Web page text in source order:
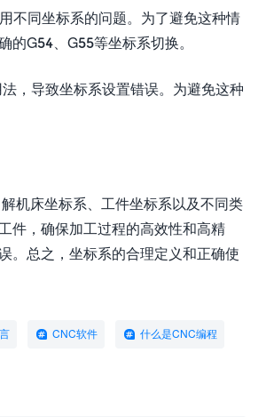
不同坐标系的问题。为了避免这种情
G54、G55等坐标系切换。
，导致坐标系设置错误。为避免这种
机床坐标系、工件坐标系以及不同类
件，确保加工过程的高效性和高精
。总之，坐标系的合理定义和正确使
CNC软件 什么是CNC编程